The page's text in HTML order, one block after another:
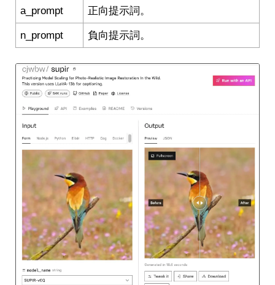
a_prompt 正向提示詞。
n_prompt 負向提示詞。